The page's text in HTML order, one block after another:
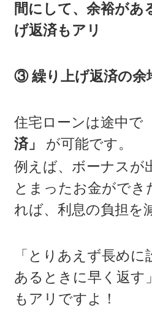
間にして、余裕があ
げ返済もアリ
③ 繰り上げ返済の余
住宅ローンは途中で
済」
が可能です。
例えば、ボーナスが
とまったお金ができ
れば、利息の負担を
「とりあえず長め
あるときに早く返す
もアリですよ！